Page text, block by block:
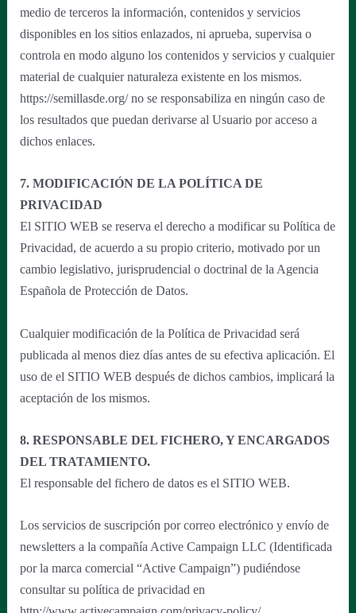
medio de terceros la información, contenidos y servicios
disponibles en los sitios enlazados, ni aprueba, supervisa o
controla en modo alguno los contenidos y servicios y cualquier
material de cualquier naturaleza existente en los mismos.
https://semillasde.org/ no se responsabiliza en ningún caso de
los resultados que puedan derivarse al Usuario por acceso a
dichos enlaces.
7. MODIFICACIÓN DE LA POLÍTICA DE
PRIVACIDAD
El SITIO WEB se reserva el derecho a modificar su Política de
Privacidad, de acuerdo a su propio criterio, motivado por un
cambio legislativo, jurisprudencial o doctrinal de la Agencia
Española de Protección de Datos.
Cualquier modificación de la Política de Privacidad será
publicada al menos diez días antes de su efectiva aplicación. El
uso de el SITIO WEB después de dichos cambios, implicará la
aceptación de los mismos.
8. RESPONSABLE DEL FICHERO, Y ENCARGADOS
DEL TRATAMIENTO.
El responsable del fichero de datos es el SITIO WEB.
Los servicios de suscripción por correo electrónico y envío de
newsletters a la compañía Active Campaign LLC (Identificada
por la marca comercial “Active Campaign”) pudiéndose
consultar su política de privacidad en